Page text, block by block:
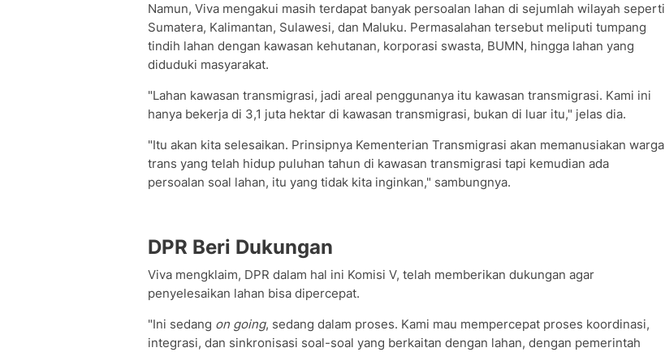
Namun, Viva mengakui masih terdapat banyak persoalan lahan di sejumlah wilayah seperti
Sumatera, Kalimantan, Sulawesi, dan Maluku. Permasalahan tersebut meliputi tumpang
tindih lahan dengan kawasan kehutanan, korporasi swasta, BUMN, hingga lahan yang
diduduki masyarakat.
"Lahan kawasan transmigrasi, jadi areal penggunanya itu kawasan transmigrasi. Kami ini
hanya bekerja di 3,1 juta hektar di kawasan transmigrasi, bukan di luar itu," jelas dia.
"Itu akan kita selesaikan. Prinsipnya Kementerian Transmigrasi akan memanusiakan warga
trans yang telah hidup puluhan tahun di kawasan transmigrasi tapi kemudian ada
persoalan soal lahan, itu yang tidak kita inginkan," sambungnya.
DPR Beri Dukungan
Viva mengklaim, DPR dalam hal ini Komisi V, telah memberikan dukungan agar
penyelesaikan lahan bisa dipercepat.
"Ini sedang on going, sedang dalam proses. Kami mau mempercepat proses koordinasi,
integrasi, dan sinkronisasi soal-soal yang berkaitan dengan lahan, dengan pemerintah